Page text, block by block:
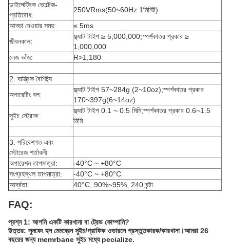
ডাইলেক্ট্রিক ভোল্টেজ-
প্রতিরোধ:
250VRms(50~60Hz 1মিনিট)
আড্ডা দেওয়ার সময়:
≤ 5ms
জীবনকাল:
ফ্ল্যাট টাইপ ≥ 5,000,000;স্পর্শকাতর প্রকার ≥
1,000,000
লেজ ভাঁজ:
R>1,180
2. যান্ত্রিক বৈশিষ্ট্য
অপারেটিং বল:
ফ্ল্যাট টাইপ 57~284g (2~10oz);স্পর্শকাতর প্রকার
170~397g(6~14oz)
সুইচ স্ট্রোক:
ফ্ল্যাট টাইপ 0.1 ~ 0.5 মিমি;স্পর্শকাতর প্রকার 0.6~1.5
মিমি
3. পরিবেশগত এবং
স্টোরেজ শর্তাবলী
অপারেশন তাপমাত্রা:
-40°C ~ +80°C
সংগ্রহস্থল তাপমাত্রা:
-40°C ~ +80°C
আর্দ্রতা:
40°C, 90%~95%, 240 ঘন্টা
FAQ:
প্রশ্ন 1: আপনি একটি কারখানা বা ট্রেড কোম্পানি?
উত্তর: লুনফেং হল মেমব্রেন সুইচ/গ্রাফিক ওভারলে প্রস্তুতকারক/কারখানা।আমরা 26
বছরের জন্য memrbane সুইচ মধ্যে pecialize.